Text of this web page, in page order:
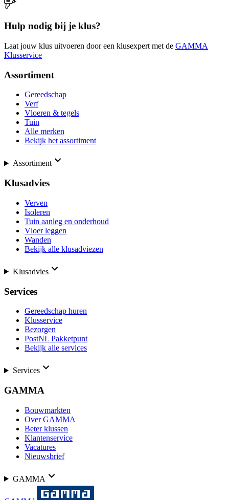
Hulp nodig bij je klus?
Laat jouw klus uitvoeren door een klusexpert met de GAMMA
Klusservice
Assortiment
Gereedschap
Verf
Vloeren & tegels
Tuin
Alle merken
Bekijk het assortiment
Assortiment
Klusadvies
Verven
Isoleren
Tuin aanleg en onderhoud
Vloer leggen
Wanden
Bekijk alle klusadviezen
Klusadvies
Services
Gereedschap huren
Klusservice
Bezorgen
PostNL Pakketpunt
Bekijk alle services
Services
GAMMA
Bouwmarkten
Over GAMMA
Beter klussen
Klantenservice
Vacatures
Nieuwsbrief
GAMMA